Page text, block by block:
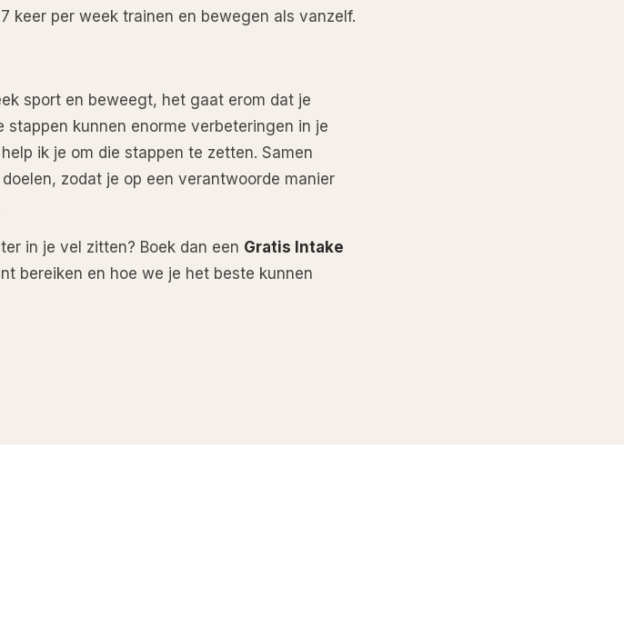
keer per week trainen en bewegen als vanzelf.
sport en beweegt, het gaat erom dat je
kunnen enorme verbeteringen in je
ik je om die stappen te zetten. Samen
zodat je op een verantwoorde manier
in je vel zitten? Boek dan een Gratis Intake
bereiken en hoe we je het beste kunnen